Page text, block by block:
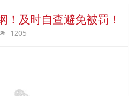
！及时自查避免被罚！
1205